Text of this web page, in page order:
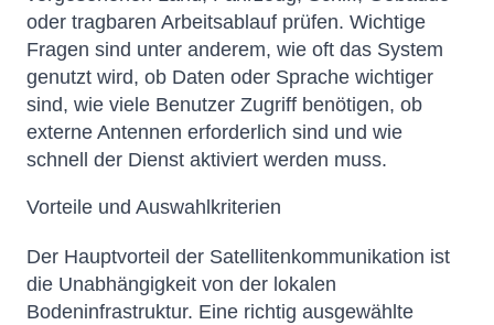
oder tragbaren Arbeitsablauf prüfen. Wichtige
Fragen sind unter anderem, wie oft das System
genutzt wird, ob Daten oder Sprache wichtiger
sind, wie viele Benutzer Zugriff benötigen, ob
externe Antennen erforderlich sind und wie
schnell der Dienst aktiviert werden muss.
Vorteile und Auswahlkriterien
Der Hauptvorteil der Satellitenkommunikation ist
die Unabhängigkeit von der lokalen
Bodeninfrastruktur. Eine richtig ausgewählte